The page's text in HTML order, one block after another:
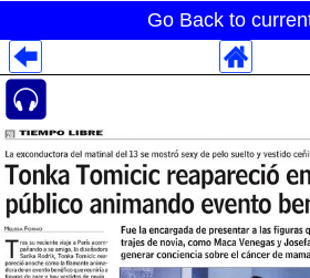
Go Back to
Despliegues Analytics
Despliegues Totales
Despliegues por Rubros